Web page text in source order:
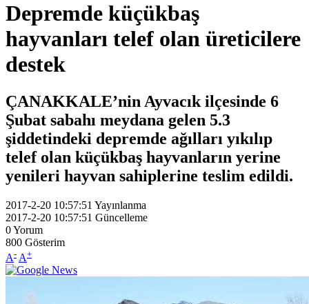
Depremde küçükbaş
hayvanları telef olan üreticilere
destek
ÇANAKKALE’nin Ayvacık ilçesinde 6
Şubat sabahı meydana gelen 5.3
şiddetindeki depremde ağılları yıkılıp
telef olan küçükbaş hayvanların yerine
yenileri hayvan sahiplerine teslim edildi.
2017-2-20 10:57:51 Yayınlanma
2017-2-20 10:57:51 Güncelleme
0Yorum
800 Gösterim
A- A+